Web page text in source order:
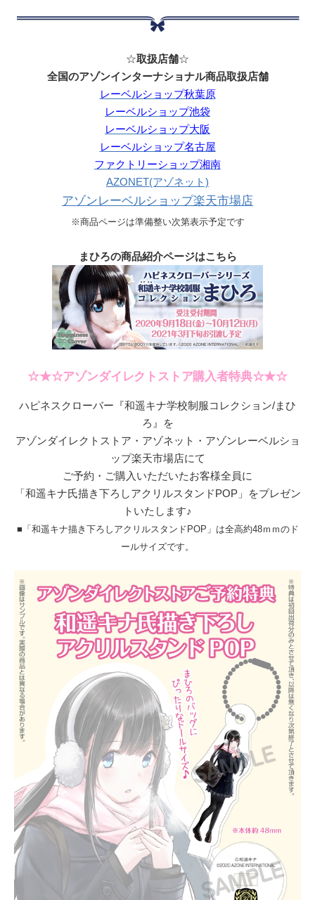
☆取扱店舗☆
全国のアゾンインターナショナル商品取扱店舗
レーベルショップ秋葉原
レーベルショップ池袋
レーベルショップ大阪
レーベルショップ名古屋
ファクトリーショップ湘南
AZONET(アゾネット)
アゾンレーベルショップ楽天市場店
※商品ページは準備整い次第表示予定です
まひろの商品紹介ページはこちら
☆★☆アゾンダイレクトストア購入者特典☆★☆
ハピネスクローバー『和遥キナ学校制服コレクション/まひ
ろ』を
アゾンダイレクトストア・アゾネット・アゾンレーベルショ
ップ楽天市場店にて
ご予約・ご購入いただいたお客様全員に
「和遥キナ氏描き下ろしアクリルスタンドPOP」をプレゼン
トいたします♪
■「和遥キナ描き下ろしアクリルスタンドPOP」は全高約48ｍｍのド
ールサイズです。